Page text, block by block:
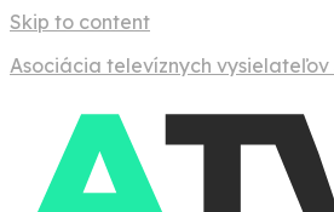
Skip to content
Asociácia televíznych vysielateľov